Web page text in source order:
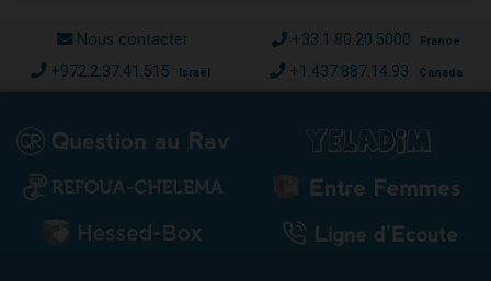
Nous contacter +33.1.80.20.5000 France
+972.2.37.41.515 Israël +1.437.887.14.93 Canada